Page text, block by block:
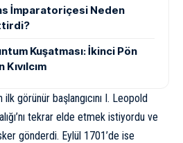
İmparatoriçesi Neden
Kuşatması: İkinci Pön
ilk görünür başlangıcını I. Leopold
tekrar elde etmek istiyordu ve
gönderdi. Eylül 1701’de ise